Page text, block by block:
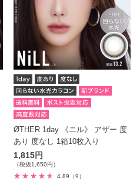
ØTHER 1day 《ニル》 アザー 度
あり 度なし 1箱10枚入り
1,815円
（税抜1,650円）
4.89
（9）